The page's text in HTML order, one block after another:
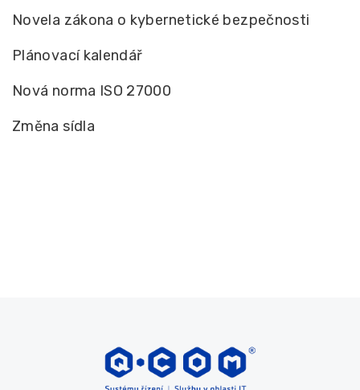
Novela zákona o kybernetické bezpečnosti
Plánovací kalendář
Nová norma ISO 27000
Změna sídla